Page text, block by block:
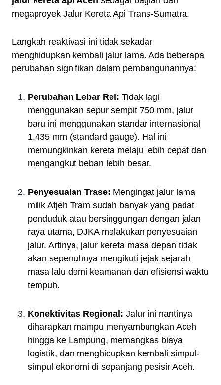
megaproyek Jalur Kereta Api Trans-Sumatra.
Langkah reaktivasi ini tidak sekadar
menghidupkan kembali jalur lama. Ada beberapa
perubahan signifikan dalam pembangunannya:
Perubahan Lebar Rel: Tidak lagi
menggunakan sepur sempit 750 mm, jalur
baru ini menggunakan standar internasional
1.435 mm (standard gauge). Hal ini
memungkinkan kereta melaju lebih cepat dan
mengangkut beban lebih besar.
Penyesuaian Trase: Mengingat jalur lama
milik Atjeh Tram sudah banyak yang padat
penduduk atau bersinggungan dengan jalan
raya utama, DJKA melakukan penyesuaian
jalur. Artinya, jalur kereta masa depan tidak
akan sepenuhnya mengikuti jejak sejarah
masa lalu demi keamanan dan efisiensi waktu
tempuh.
Konektivitas Regional: Jalur ini nantinya
diharapkan mampu menyambungkan Aceh
hingga ke Lampung, memangkas biaya
logistik, dan menghidupkan kembali simpul-
simpul ekonomi di sepanjang pesisir Aceh.